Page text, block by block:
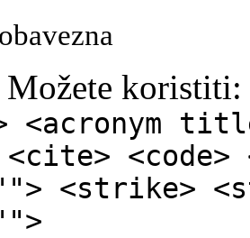
Možete koristiti:
<code>
<strike>